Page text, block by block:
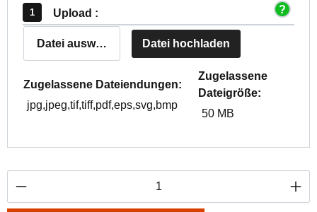
Upload :
Datei auswählen Datei hochladen
Zugelassene Dateiendungen:
jpg,jpeg,tif,tiff,pdf,eps,svg,bmp
Zugelassene
Dateigröße:
50 MB
Produkt Anzahl: Gib den gewünschten